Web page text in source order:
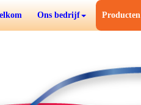
Ons bedrijf Producten